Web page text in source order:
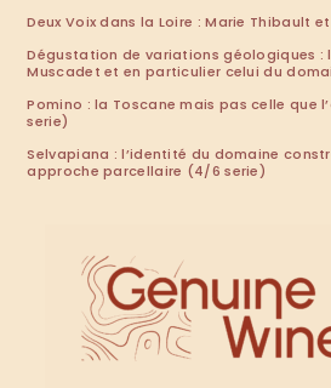
Deux Voix dans la Loire : Marie Thibault
Dégustation de variations géologiques :
Muscadet et en particulier celui du
Pomino : la Toscane mais pas celle que
serie)
Selvapiana : l’identité du domaine
approche parcellaire (4/6 serie)